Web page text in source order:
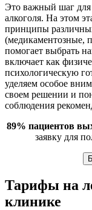
Это важный шаг для
алкоголя. На этом
принципы
(медикаментозные,
помогает выбрать
включает как
психологическую
уделяем особое
своем решении и
соблюдения
89% пациентов
заявку для
Тарифы на
клинике